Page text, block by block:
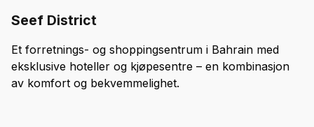
Seef District
Et forretnings- og shoppingsentrum i Bahrain med
eksklusive hoteller og kjøpesentre – en kombinasjon
av komfort og bekvemmelighet.